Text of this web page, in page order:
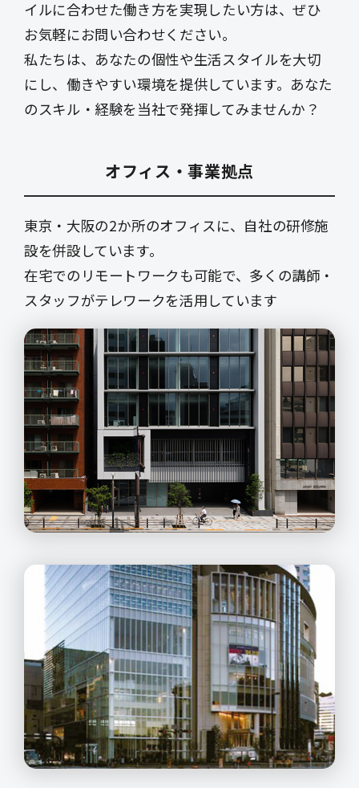
イルに合わせた働き方を実現したい方は、ぜひ
お気軽にお問い合わせください。
私たちは、あなたの個性や生活スタイルを大切
にし、働きやすい環境を提供しています。あなた
のスキル・経験を当社で発揮してみませんか？
オフィス・事業拠点
東京・大阪の2か所のオフィスに、自社の研修施
設を併設しています。
在宅でのリモートワークも可能で、多くの講師・
スタッフがテレワークを活用しています